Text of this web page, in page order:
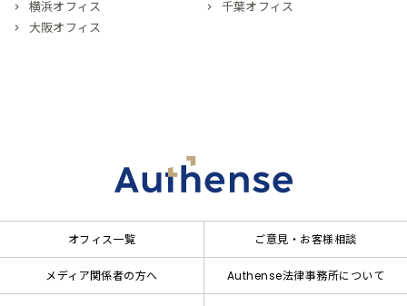
横浜オフィス
千葉オフィス
大阪オフィス
オフィス一覧 ご意見・お客様相談
メディア関係者の方へ Authense法律事務所について